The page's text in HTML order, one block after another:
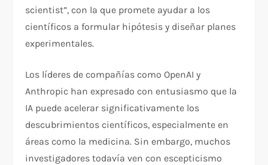
scientist”, con la que promete ayudar a los
científicos a formular hipótesis y diseñar planes
experimentales.
Los líderes de compañías como OpenAI y
Anthropic han expresado con entusiasmo que la
IA puede acelerar significativamente los
descubrimientos científicos, especialmente en
áreas como la medicina. Sin embargo, muchos
investigadores todavía ven con escepticismo